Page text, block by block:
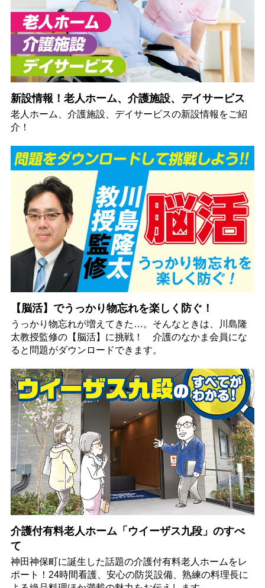
新設情報！老人ホーム、介護施設、デイサービス
老人ホーム、介護施設、デイサービスの新設情報をご紹
介！
【脳活】でうっかり物忘れを楽しく防ぐ！
うっかり物忘れが増えてきた…。そんなときは、川島隆
太教授監修の【脳活】に挑戦！ 介護のなかま会員にな
ると問題がダウンロードできます。
介護付有料老人ホーム「ウイーザス九段」のすべ
て
神田神保町に誕生した話題の介護付有料老人ホームをレ
ポート！24時間看護、安心の防災設備、熟練の料理長に